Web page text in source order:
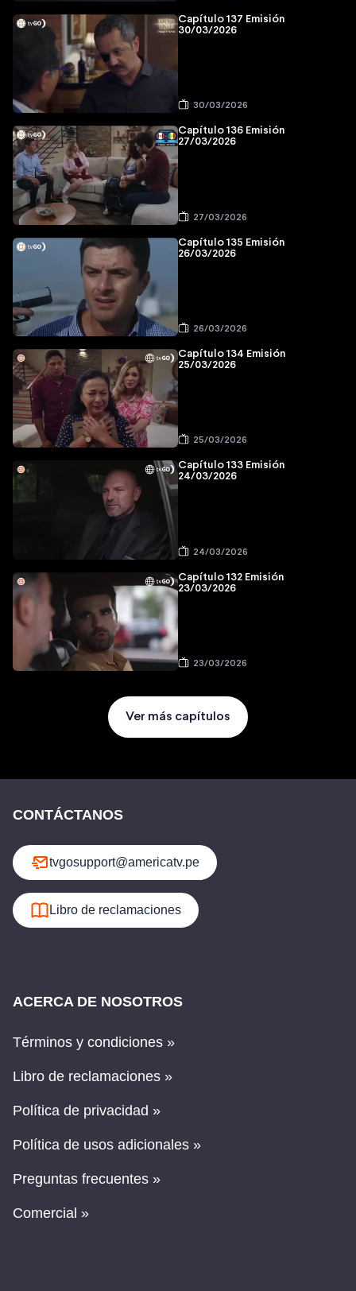
Capítulo 137 Emisión
30/03/2026
30/03/2026
Capítulo 136 Emisión
27/03/2026
27/03/2026
Capítulo 135 Emisión
26/03/2026
26/03/2026
Capítulo 134 Emisión
25/03/2026
25/03/2026
Capítulo 133 Emisión
24/03/2026
24/03/2026
Capítulo 132 Emisión
23/03/2026
23/03/2026
Ver más capítulos
CONTÁCTANOS
tvgosupport@americatv.pe
Libro de reclamaciones
ACERCA DE NOSOTROS
Términos y condiciones »
Libro de reclamaciones »
Política de privacidad »
Política de usos adicionales »
Preguntas frecuentes »
Comercial »